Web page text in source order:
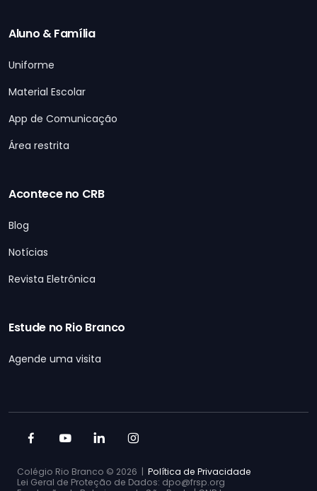
Aluno & Família
Uniforme
Material Escolar
App de Comunicação
Área restrita
Acontece no CRB
Blog
Notícias
Revista Eletrônica
Estude no Rio Branco
Agende uma visita
Colégio Rio Branco © 2026 | Política de Privacidade
Lei Geral de Proteção de Dados: dpo@frsp.org